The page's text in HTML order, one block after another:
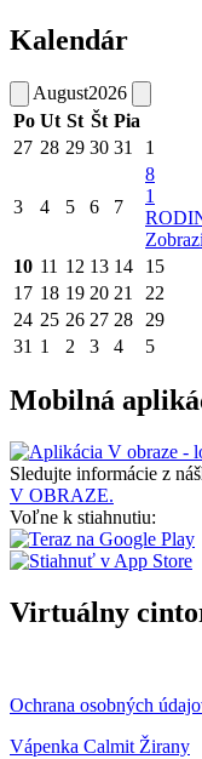
Kalendár
August2026
Po Ut St Št Pia
27 28 29 30 31 1
3 4 5 6 7
8
1
10 11 12 13 14 15
17 18 19 20 21 22
24 25 26 27 28 29
31 1 2 3 4 5
Mobilná
Sledujte informácie z
V OBRAZE.
Voľne k stiahnutiu:
Virtuálny
Ochrana osobných
Vápenka Calmit Žirany